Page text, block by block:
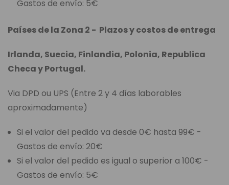
Gastos de envío: 5€
Países de la Zona 2 - Plazos y costos de entrega
Irlanda, Suecia, Finlandia, Polonia, Republica
Checa y Portugal.
Via DPD ou UPS (Entre 2 y 4 días laborables
aproximadamente)
Si el valor del pedido va desde 0€ hasta 99€ -
Gastos de envío: 20€
Si el valor del pedido es igual o superior a 100€ -
Gastos de envío: 5€